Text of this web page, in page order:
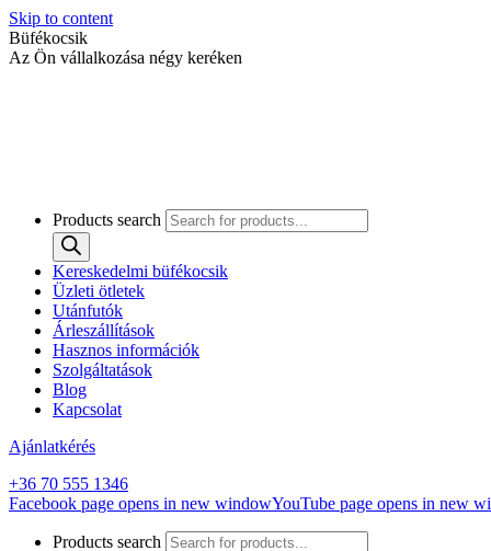
Skip to content
Büfékocsik
Az Ön vállalkozása négy keréken
Products search
Kereskedelmi büfékocsik
Üzleti ötletek
Utánfutók
Árleszállítások
Hasznos információk
Szolgáltatások
Blog
Kapcsolat
Ajánlatkérés
+36 70 555 1346
Facebook page opens in new windowYouTube page opens in new
Products search